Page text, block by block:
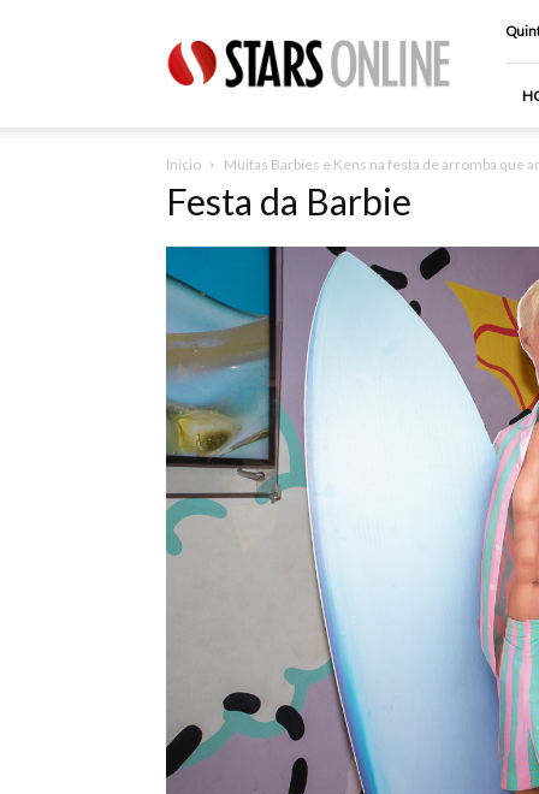
Online
Inicio Muitas Barbies e Kens na festa de arromba que
Festa da Barbie